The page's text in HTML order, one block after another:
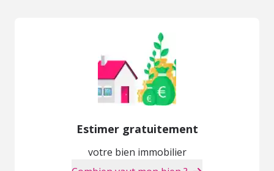
Estimer gratuitement
votre bien immobilier